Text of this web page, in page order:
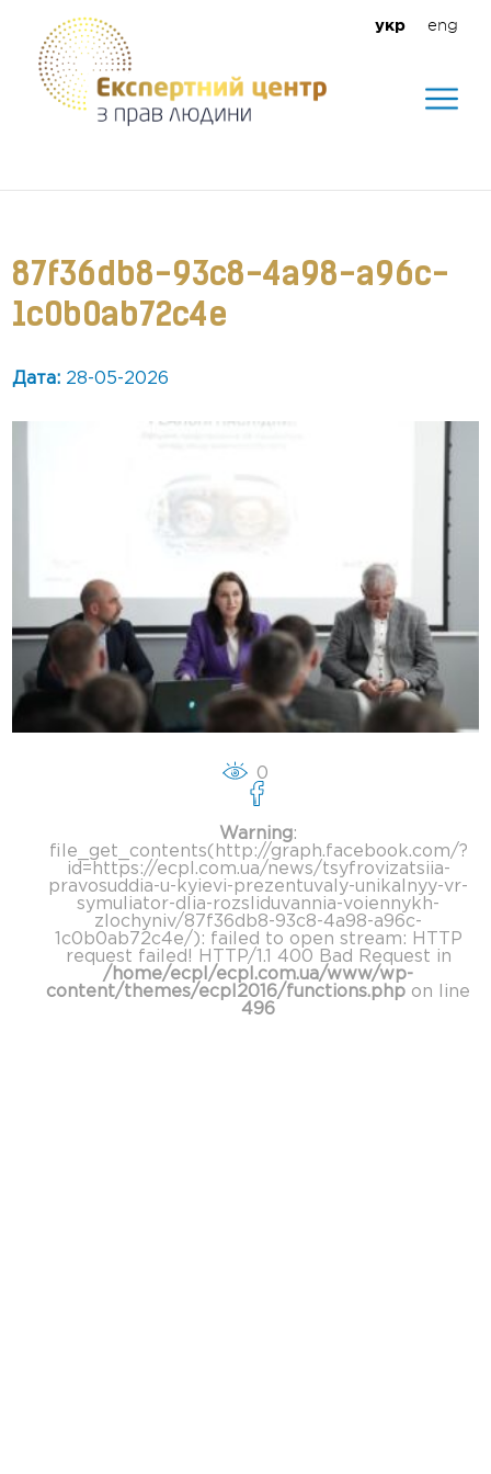
укр eng
87f36db8-93c8-4a98-a96c-
1c0b0ab72c4e
Дата: 28-05-2026
0
Warning:
file_get_contents(http://graph.facebook.com/?
id=https://ecpl.com.ua/news/tsyfrovizatsiia-
pravosuddia-u-kyievi-prezentuvaly-unikalnyy-vr-
symuliator-dlia-rozsliduvannia-voiennykh-
zlochyniv/87f36db8-93c8-4a98-a96c-
1c0b0ab72c4e/): failed to open stream: HTTP
request failed! HTTP/1.1 400 Bad Request in
/home/ecpl/ecpl.com.ua/www/wp-
content/themes/ecpl2016/functions.php on line
496